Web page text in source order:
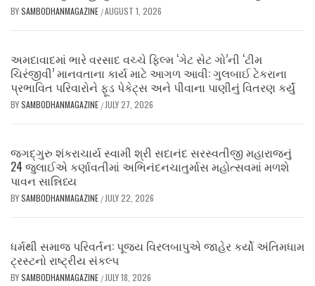
BYSAMBODHANMAGAZINE /AUGUST 1, 2026
અમદાવાદમાં ભારે વરસાદ વચ્ચે ફિલ્મ ‘ગેટ સેટ ગો’ની ‘ટીમ
ચિરંજીવી’ માનવતાના કાર્ય માટે આગળ આવી: ગુલબાઈ ટેકરાના
પ્રભાવિત પરિવારોને ફૂડ પેકેટ્સ અને પીવાના પાણીનું વિતરણ કર્યું
BYSAMBODHANMAGAZINE / JULY 27, 2026
જગદ્ગુરુ શંકરાચાર્ય સ્વામી શ્રી સદાનંદ સરસ્વતીજી મહારાજનું
24 જુલાઈએ કર્ણાવતીમાં અભિનંદનચાતુર્માસ મહોત્સવમાં મળશે
પાવન સાન્નિધ્ય
BYSAMBODHANMAGAZINE / JULY 22, 2026
ધર્મથી સમાજ પરિવર્તન: પૂજ્ય વિરલબાપુએ જાહેર કર્યો અંતિમધામ
ટ્રસ્ટનો રાષ્ટ્રીય સંકલ્પ
BYSAMBODHANMAGAZINE / JULY 18, 2026